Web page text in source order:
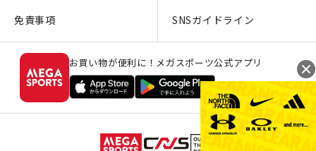
免責事項 SNSガイドライン
お買い物が便利に！メガスポーツ公式アプリ